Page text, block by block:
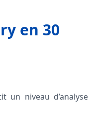
en 30
un niveau d’analyse